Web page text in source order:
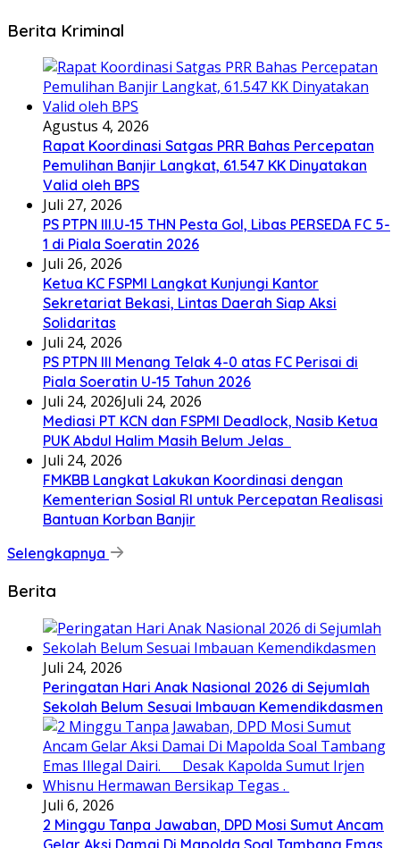
Berita Kriminal
Agustus 4, 2026
Rapat Koordinasi Satgas PRR Bahas Percepatan
Pemulihan Banjir Langkat, 61.547 KK Dinyatakan
Valid oleh BPS
Juli 27, 2026
PS PTPN III.U-15 THN Pesta Gol, Libas PERSEDA FC 5-
1 di Piala Soeratin 2026
Juli 26, 2026
Ketua KC FSPMI Langkat Kunjungi Kantor
Sekretariat Bekasi, Lintas Daerah Siap Aksi
Solidaritas
Juli 24, 2026
PS PTPN III Menang Telak 4-0 atas FC Perisai di
Piala Soeratin U-15 Tahun 2026
Juli 24, 2026Juli 24, 2026
Mediasi PT KCN dan FSPMI Deadlock, Nasib Ketua
PUK Abdul Halim Masih Belum Jelas
Juli 24, 2026
FMKBB Langkat Lakukan Koordinasi dengan
Kementerian Sosial RI untuk Percepatan Realisasi
Bantuan Korban Banjir
Selengkapnya
Berita
Juli 24, 2026
Peringatan Hari Anak Nasional 2026 di Sejumlah
Sekolah Belum Sesuai Imbauan Kemendikdasmen
Juli 6, 2026
2 Minggu Tanpa Jawaban, DPD Mosi Sumut Ancam
Gelar Aksi Damai Di Mapolda Soal Tambang Emas